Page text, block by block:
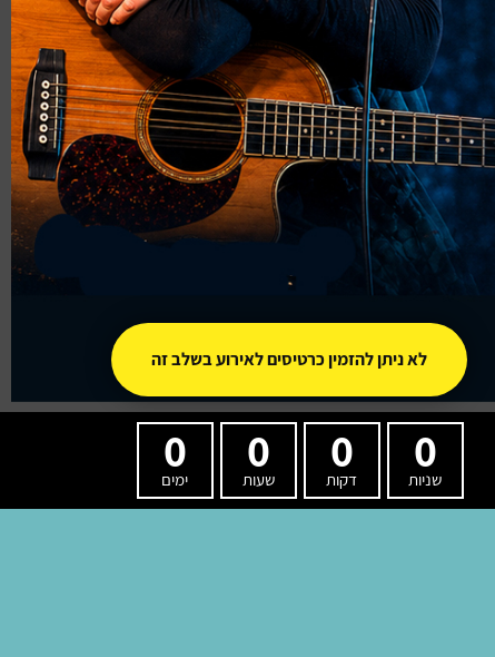
0
שניות
0
דקות
0
שעות
0
ימים
לא ניתן להזמין כרטיסים לאירוע בשלב זה